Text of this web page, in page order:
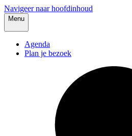
Navigeer naar hoofdinhoud
Menu
Agenda
Plan je bezoek